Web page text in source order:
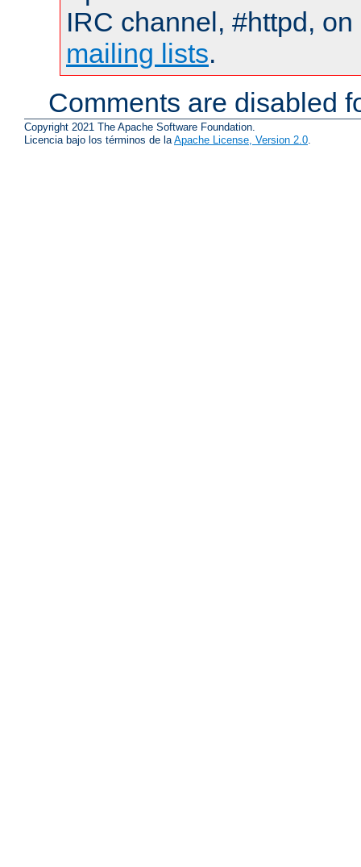
IRC channel, #httpd,
mailing lists.
Comments are disabled
Copyright 2021 The Apache Software Foundation.
Licencia bajo los términos de laApache License, Version 2.0.